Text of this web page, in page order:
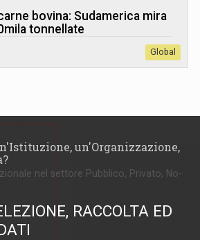
bovina: Sudamerica mira
tonnellate
Global
un'Organizzazione,
nel settore Pubblico, Privato, No-
RACCOLTA ED